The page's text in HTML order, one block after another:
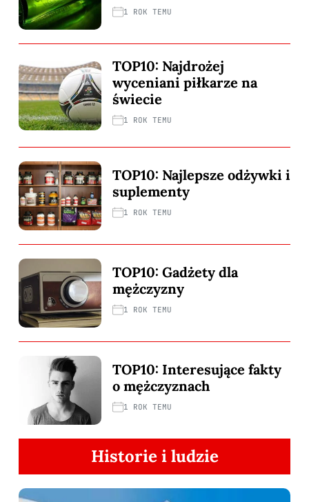
1 ROK TEMU
TOP10: Najdrożej
wyceniani piłkarze na
świecie
1 ROK TEMU
TOP10: Najlepsze odżywki i
suplementy
1 ROK TEMU
TOP10: Gadżety dla
mężczyzny
1 ROK TEMU
TOP10: Interesujące fakty
o mężczyznach
1 ROK TEMU
Historie i ludzie